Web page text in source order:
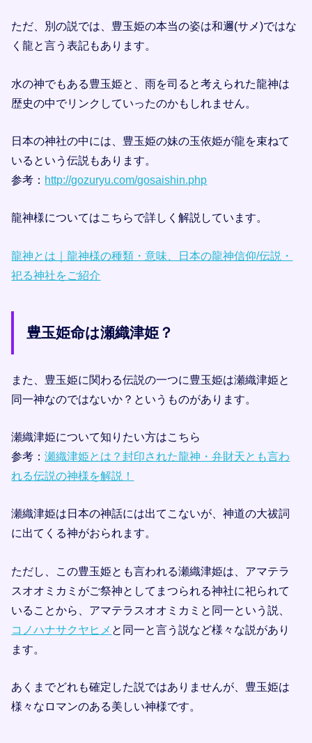
ただ、別の説では、豊玉姫の本当の姿は和邇(サメ)ではな
く龍と言う表記もあります。
水の神でもある豊玉姫と、雨を司ると考えられた龍神は
歴史の中でリンクしていったのかもしれません。
日本の神社の中には、豊玉姫の妹の玉依姫が龍を束ねて
いるという伝説もあります。
参考： http://gozuryu.com/gosaishin.php
龍神様についてはこちらで詳しく解説しています。
龍神とは｜龍神様の種類・意味、日本の龍神信仰/伝説・
祀る神社をご紹介
豊玉姫命は瀬織津姫？
また、豊玉姫に関わる伝説の一つに豊玉姫は瀬織津姫と
同一神なのではないか？というものがあります。
瀬織津姫について知りたい方はこちら
参考：瀬織津姫とは？封印された龍神・弁財天とも言わ
れる伝説の神様を解説！
瀬織津姫は日本の神話には出てこないが、神道の大祓詞
に出てくる神がおられます。
ただし、この豊玉姫とも言われる瀬織津姫は、アマテラ
スオオミカミがご祭神としてまつられる神社に祀られて
いることから、アマテラスオオミカミと同一という説、
コノハナサクヤヒメ と同一と言う説など様々な説があり
ます。
あくまでどれも確定した説ではありませんが、豊玉姫は
様々なロマンのある美しい神様です。